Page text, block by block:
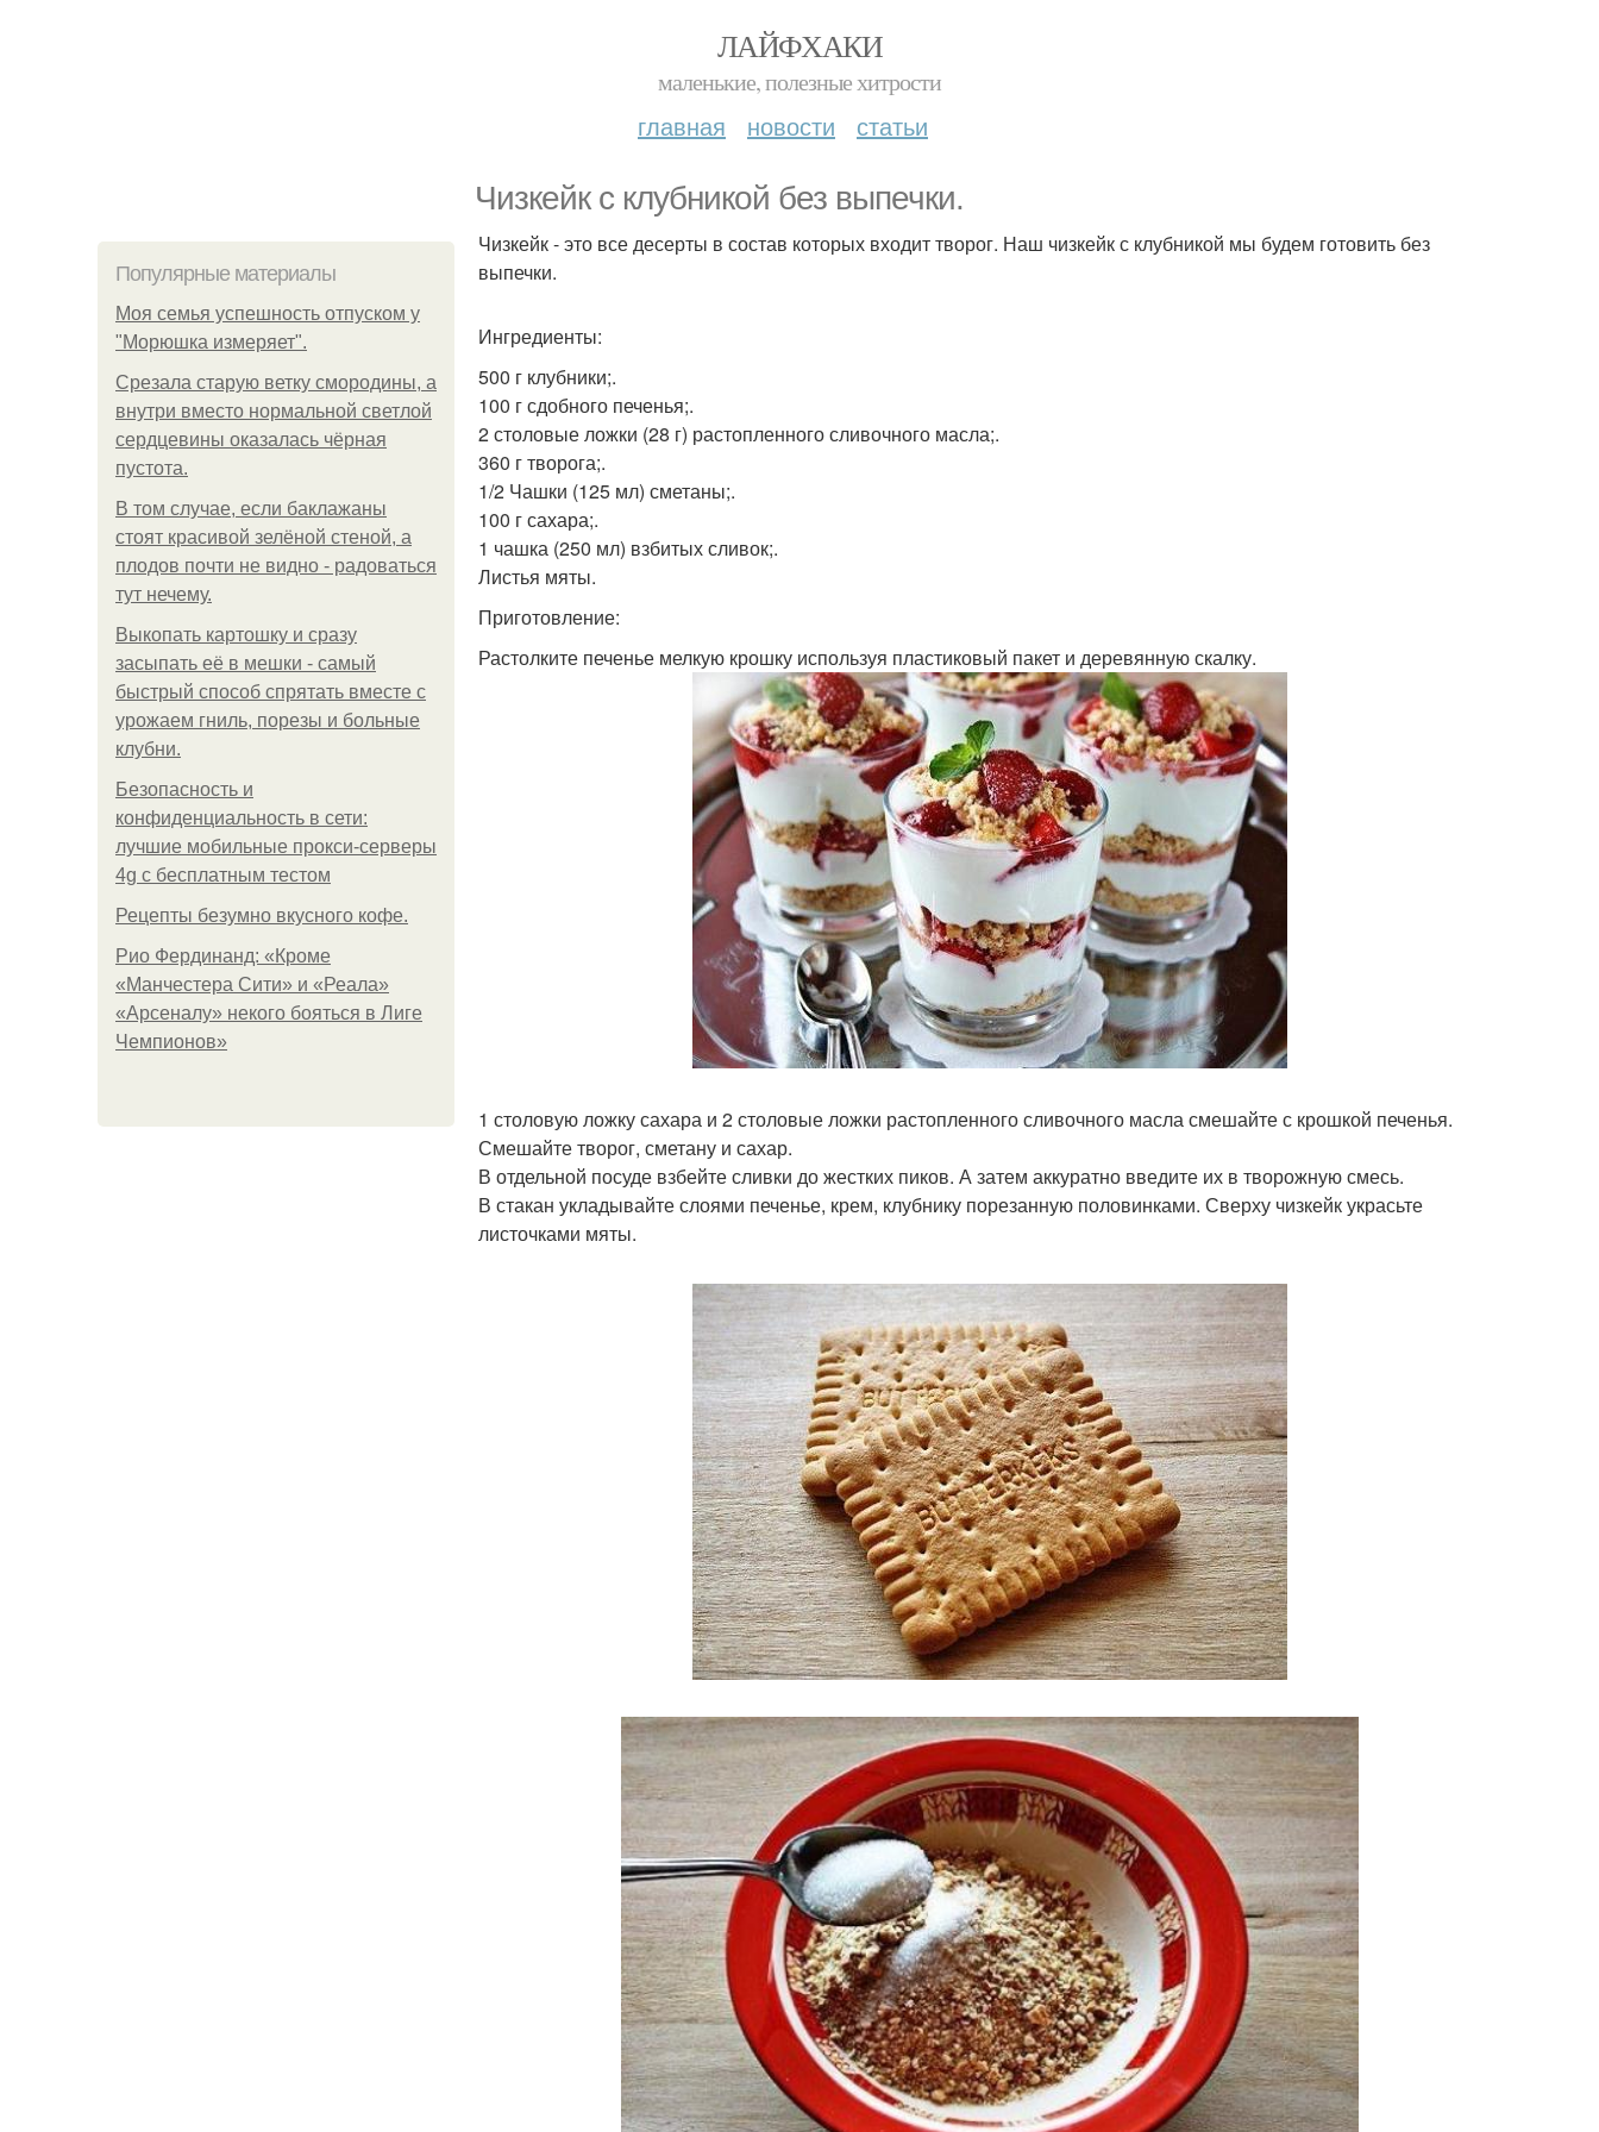
ЛАЙФХАКИ
маленькие, полезные хитрости
главная новости статьи
Чизкейк с клубникой без выпечки.
Популярные материалы
Моя семья успешность отпуском у
"Морюшка измеряет".
Срезала старую ветку смородины, а
внутри вместо нормальной светлой
сердцевины оказалась чёрная
пустота.
В том случае, если баклажаны
стоят красивой зелёной стеной, а
плодов почти не видно - радоваться
тут нечему.
Выкопать картошку и сразу
засыпать её в мешки - самый
быстрый способ спрятать вместе с
урожаем гниль, порезы и больные
клубни.
Безопасность и
конфиденциальность в сети:
лучшие мобильные прокси-серверы
4g с бесплатным тестом
Рецепты безумно вкусного кофе.
Рио Фердинанд: «Кроме
«Манчестера Сити» и «Реала»
«Арсеналу» некого бояться в Лиге
Чемпионов»
Чизкейк - это все десерты в состав которых входит творог. Наш чизкейк с клубникой мы будем готовить без
выпечки.
Ингредиенты:
500 г клубники;.
100 г сдобного печенья;.
2 столовые ложки (28 г) растопленного сливочного масла;.
360 г творога;.
1/2 Чашки (125 мл) сметаны;.
100 г сахара;.
1 чашка (250 мл) взбитых сливок;.
Листья мяты.
Приготовление:
Растолките печенье мелкую крошку используя пластиковый пакет и деревянную скалку.
1 столовую ложку сахара и 2 столовые ложки растопленного сливочного масла смешайте с крошкой печенья.
Смешайте творог, сметану и сахар.
В отдельной посуде взбейте сливки до жестких пиков. А затем аккуратно введите их в творожную смесь.
В стакан укладывайте слоями печенье, крем, клубнику порезанную половинками. Сверху чизкейк украсьте
листочками мяты.